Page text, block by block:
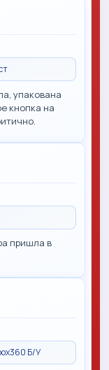
упакована
кнопка на
пришла в
Б/У